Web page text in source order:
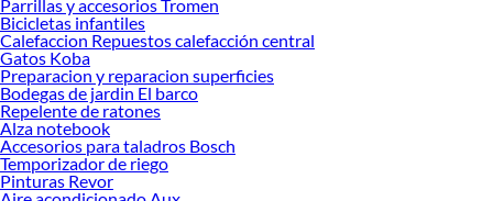
Parrillas y accesorios Tromen
Bicicletas infantiles
Calefaccion Repuestos calefacción central
Gatos Koba
Preparacion y reparacion superficies
Bodegas de jardin El barco
Repelente de ratones
Alza notebook
Accesorios para taladros Bosch
Temporizador de riego
Pinturas Revor